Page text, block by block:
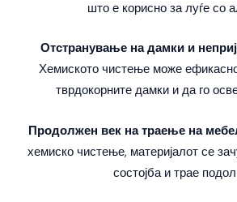
што е корисно за луѓе со
Отстранување на дамки и
Хемиското чистење може
тврдокорните дамки и да го
Продолжен век на траење на
хемиско чистење, материјалот се
состојба и трае